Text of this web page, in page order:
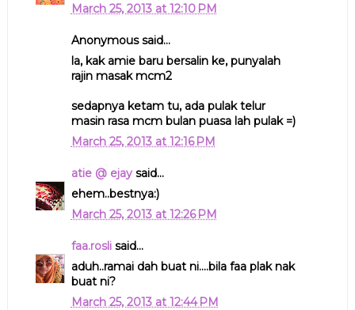
March 25, 2013 at 12:10 PM
Anonymous said...
la, kak amie baru bersalin ke, punyalah
rajin masak mcm2
sedapnya ketam tu, ada pulak telur
masin rasa mcm bulan puasa lah pulak =)
March 25, 2013 at 12:16 PM
atie @ ejaysaid...
ehem..bestnya:)
March 25, 2013 at 12:26 PM
faa.roslisaid...
aduh..ramai dah buat ni....bila faa plak nak
buat ni?
March 25, 2013 at 12:44 PM